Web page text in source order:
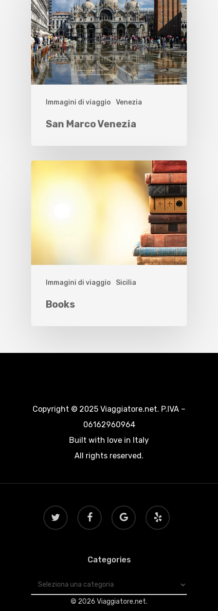
Immagini di viaggio Venezia
San Marco Venezia
Immagini di viaggio Sicilia
Books
Copyright © 2025 Viaggiatore.net. P.IVA –
06162960964
Built with love in Italy
All rights reserved.
twitter facebook
google-
plus
yelp
Categories
Categories
© 2026 Viaggiatore.net.